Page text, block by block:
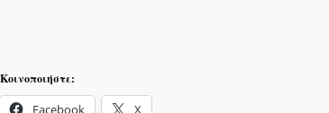
Κοινοποιήστε:
Facebook X